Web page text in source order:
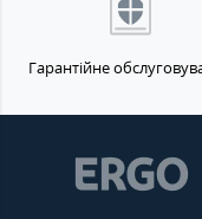
Гарантійне